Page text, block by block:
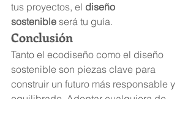
tus proyectos, el diseño
sostenible será tu guía.
Conclusión
Tanto el ecodiseño como el diseño
sostenible son piezas clave para
construir un futuro más responsable y
equilibrado. Adoptar cualquiera de